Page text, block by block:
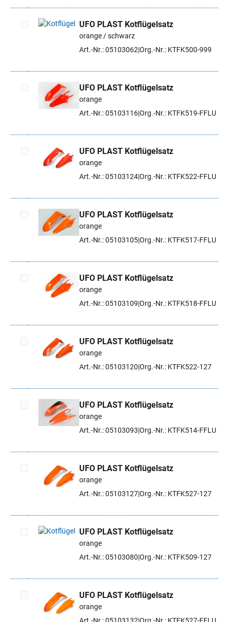
Artikel auswählen
UFO PLAST Kotflügelsatz
orange / schwarz
Art.-Nr.: 05103062 Org.-Nr.: KTFK500-999
Artikel auswählen
UFO PLAST Kotflügelsatz
orange
Art.-Nr.: 05103116Org.-Nr.: KTFK519-FFLU
Artikel auswählen
UFO PLAST Kotflügelsatz
orange
Art.-Nr.: 05103124Org.-Nr.: KTFK522-FFLU
Artikel auswählen
UFO PLAST Kotflügelsatz
orange
Art.-Nr.: 05103105Org.-Nr.: KTFK517-FFLU
Artikel auswählen
UFO PLAST Kotflügelsatz
orange
Art.-Nr.: 05103109 Org.-Nr.: KTFK518-FFLU
Artikel auswählen
UFO PLAST Kotflügelsatz
orange
Art.-Nr.: 05103120 Org.-Nr.: KTFK522-127
Artikel auswählen
UFO PLAST Kotflügelsatz
orange
Art.-Nr.: 05103093 Org.-Nr.: KTFK514-FFLU
Artikel auswählen
UFO PLAST Kotflügelsatz
orange
Art.-Nr.: 05103127Org.-Nr.: KTFK527-127
Artikel auswählen
UFO PLAST Kotflügelsatz
orange
Art.-Nr.: 05103080 Org.-Nr.: KTFK509-127
Artikel auswählen
UFO PLAST Kotflügelsatz
orange